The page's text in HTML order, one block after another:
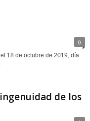
0
18 de octubre de 2019, día
de los